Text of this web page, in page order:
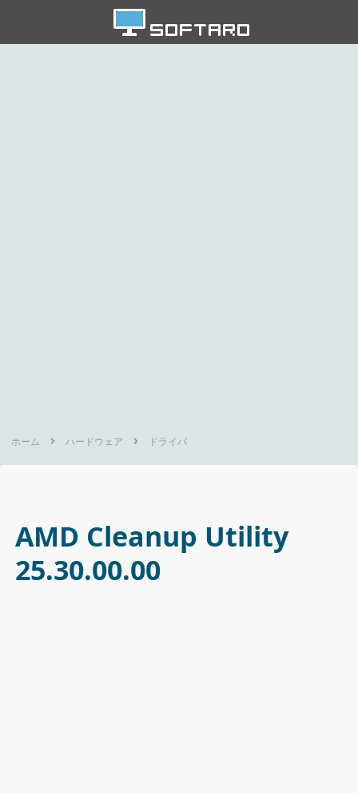
ホーム ハードウェア ドライバ
AMD Cleanup Utility
25.30.00.00